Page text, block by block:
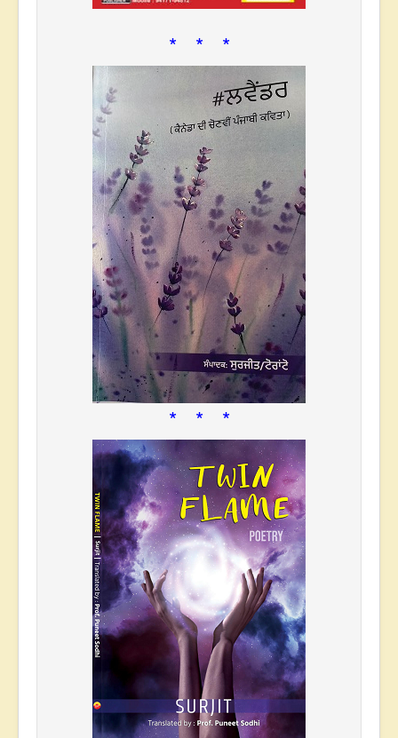
* * *
* * *